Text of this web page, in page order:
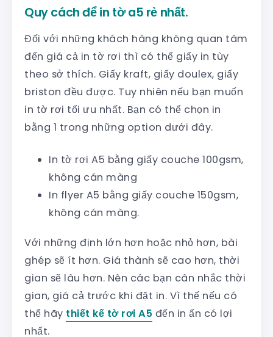
Quy cách để in tờ a5 rẻ nhất.
Đối với những khách hàng không quan tâm
đến giá cả in tờ rơi thì có thể giấy in tùy
theo sở thích. Giấy kraft, giấy doulex, giấy
briston đều được. Tuy nhiên nếu bạn muốn
in tờ rơi tối ưu nhất. Bạn có thể chọn in
bằng 1 trong những option dưới đây.
In tờ rơi A5 bằng giấy couche 100gsm,
không cán màng
In flyer A5 bằng giấy couche 150gsm,
không cán màng.
Với những định lớn hơn hoặc nhỏ hơn, bài
ghép sẽ ít hơn. Giá thành sẽ cao hơn, thời
gian sẽ lâu hơn. Nên các bạn cân nhắc thời
gian, giá cả trước khi đặt in. Vì thế nếu có
thể hãy thiết kế tờ rơi A5 đến in ấn có lợi
nhất.